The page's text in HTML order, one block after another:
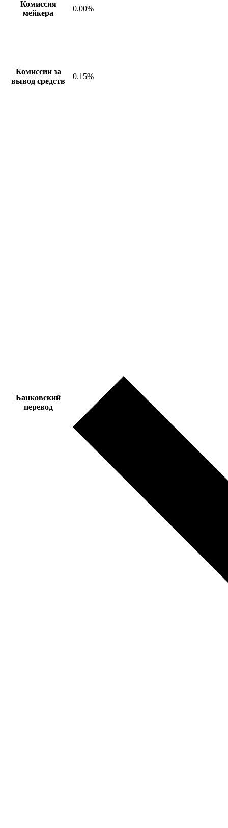
Комиссия
мейкера
0.00%
Комиссии за
вывод средств
0.15%
Банковский
перевод